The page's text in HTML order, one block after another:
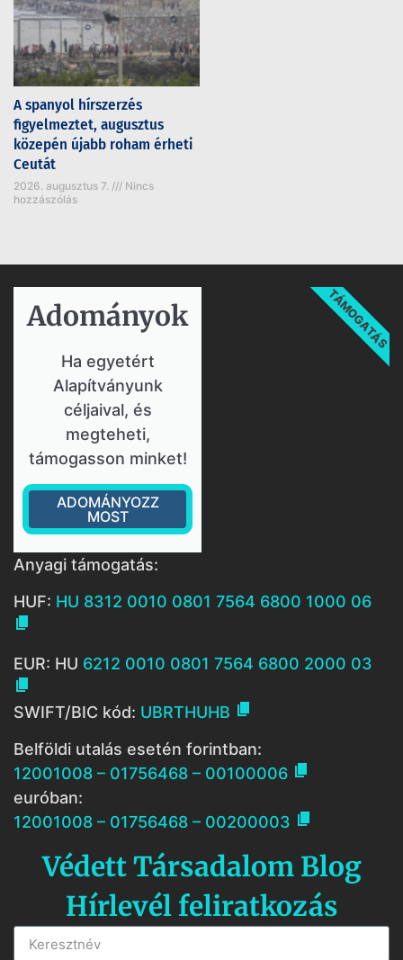
A spanyol hírszerzés
figyelmeztet, augusztus
közepén újabb roham érheti
Ceutát
2026. augusztus 7.
Nincs
hozzászólás
Adományok​
Ha egyetért
Alapítványunk
céljaival, és
megteheti,
támogasson minket!
ADOMÁNYOZZ
MOST
TÁMOGATÁS
Anyagi támogatás:
HUF: HU 8312 0010 0801 7564 6800 1000 06

EUR: HU 6212 0010 0801 7564 6800 2000 03

SWIFT/BIC kód: UBRTHUHB 
Belföldi utalás esetén forintban:
12001008 – 01756468 – 00100006 
euróban:
12001008 – 01756468 – 00200003 
Védett Társadalom Blog
Hírlevél feliratkozás